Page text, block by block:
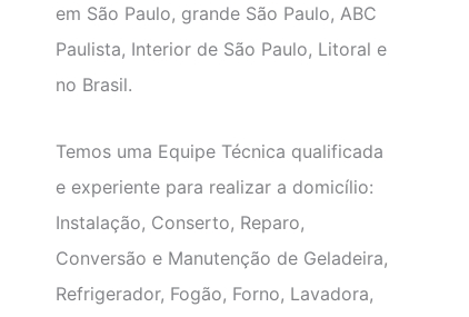
em São Paulo, grande São Paulo, ABC
Paulista, Interior de São Paulo, Litoral e
no Brasil.
Temos uma Equipe Técnica qualificada
e experiente para realizar a domicílio:
Instalação, Conserto, Reparo,
Conversão e Manutenção de Geladeira,
Refrigerador, Fogão, Forno, Lavadora,